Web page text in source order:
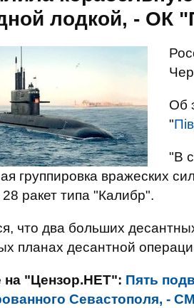
лодкой, - ОК
Об
"
"В
группировка вражеских
28 ракет типа "Калибр".
что два больших
планах десантной
на "Цензор.НЕТ": Пять
Севастополя, -